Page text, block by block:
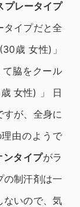
プレータイプ
タイプだと全
歳 女性)」
脇をクール
女性) 」 日
すが、全身に
理由のようで
ンタイプがラ
の制汗剤は一
ないので、気